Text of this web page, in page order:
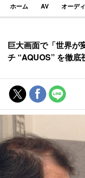
ホーム AV オーデ
巨大画面で「世界が
チ “AQUOS” を徹底